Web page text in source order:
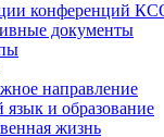
конференций
документы
направление
язык и образование
жизнь